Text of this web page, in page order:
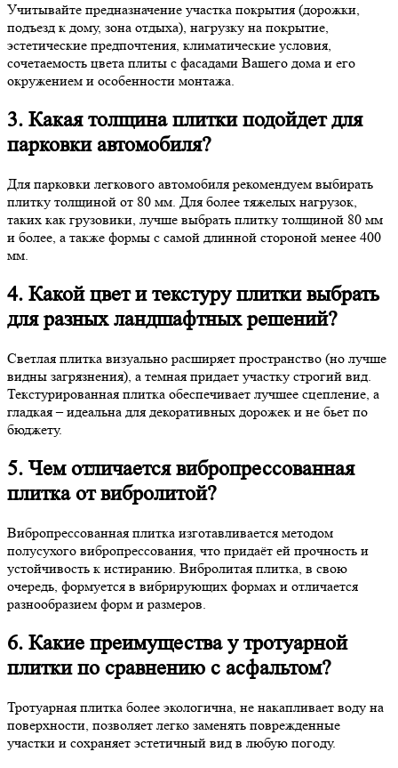
Учитывайте предназначение участка покрытия (дорожки,
подъезд к дому, зона отдыха), нагрузку на покрытие,
эстетические предпочтения, климатические условия,
сочетаемость цвета плиты с фасадами Вашего дома и его
окружением и особенности монтажа.
3. Какая толщина плитки подойдет для
парковки автомобиля?
Для парковки легкового автомобиля рекомендуем выбирать
плитку толщиной от 80 мм. Для более тяжелых нагрузок,
таких как грузовики, лучше выбрать плитку толщиной 80 мм
и более, а также формы с самой длинной стороной менее 400
мм.
4. Какой цвет и текстуру плитки выбрать
для разных ландшафтных решений?
Светлая плитка визуально расширяет пространство (но лучше
видны загрязнения), а темная придает участку строгий вид.
Текстурированная плитка обеспечивает лучшее сцепление, а
гладкая – идеальна для декоративных дорожек и не бьет по
бюджету.
5. Чем отличается вибропрессованная
плитка от вибролитой?
Вибропрессованная плитка изготавливается методом
полусухого вибропрессования, что придаёт ей прочность и
устойчивость к истиранию. Вибролитая плитка, в свою
очередь, формуется в вибрирующих формах и отличается
разнообразием форм и размеров.
6. Какие преимущества у тротуарной
плитки по сравнению с асфальтом?
Тротуарная плитка более экологична, не накапливает воду на
поверхности, позволяет легко заменять поврежденные
участки и сохраняет эстетичный вид в любую погоду.